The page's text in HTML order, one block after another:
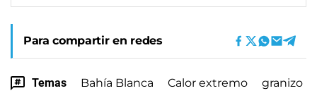
Para compartir en redes
Temas Bahía Blanca Calor extremo granizo